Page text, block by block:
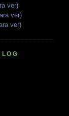
ver)
ver)
ver)